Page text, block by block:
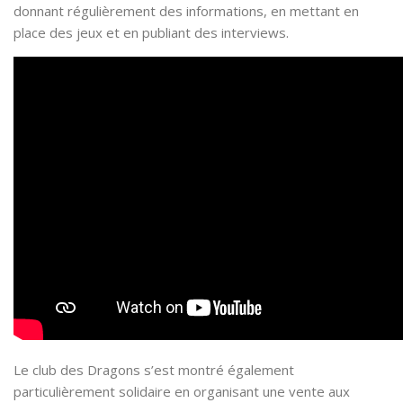
donnant régulièrement des informations, en mettant en
place des jeux et en publiant des interviews.
Le club des Dragons s’est montré également
particulièrement solidaire en organisant une vente aux